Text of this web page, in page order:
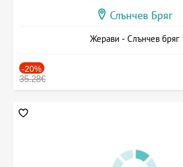
Слънчев Бряг
Жерави - Слънчев бряг
-20%
35.28€